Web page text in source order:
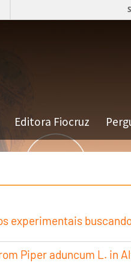
Editora Fiocruz
experimentais
Piper aduncum L. in